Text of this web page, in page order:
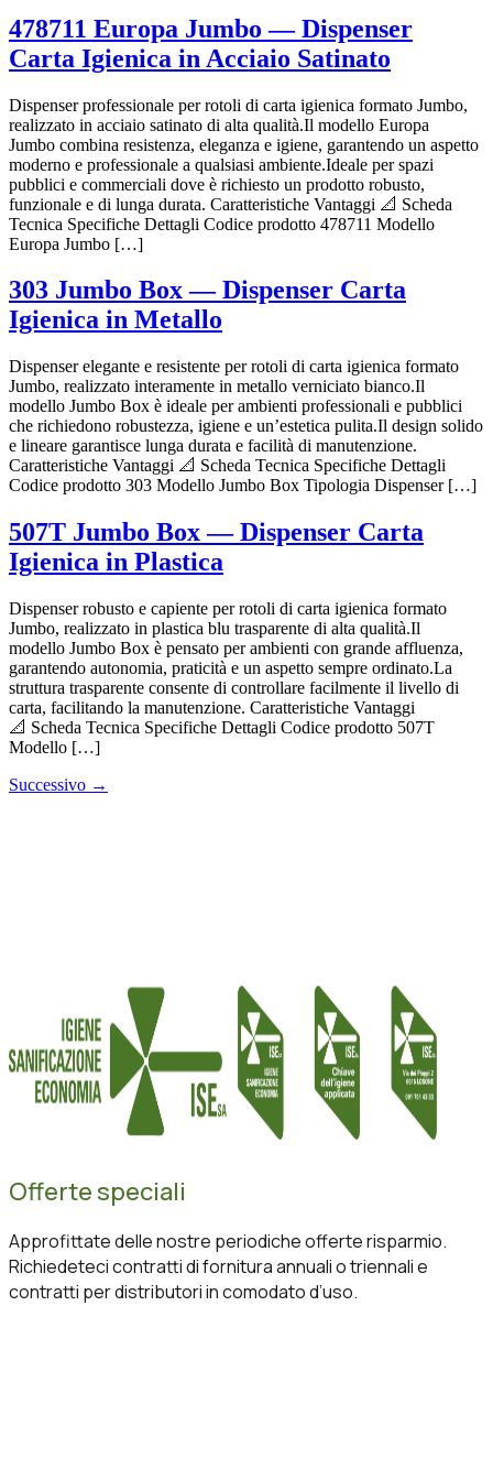
478711 Europa Jumbo — Dispenser
Carta Igienica in Acciaio Satinato
Dispenser professionale per rotoli di carta igienica formato Jumbo,
realizzato in acciaio satinato di alta qualità.Il modello Europa
Jumbo combina resistenza, eleganza e igiene, garantendo un aspetto
moderno e professionale a qualsiasi ambiente.Ideale per spazi
pubblici e commerciali dove è richiesto un prodotto robusto,
funzionale e di lunga durata. Caratteristiche Vantaggi 📐 Scheda
Tecnica Specifiche Dettagli Codice prodotto 478711 Modello
Europa Jumbo […]
303 Jumbo Box — Dispenser Carta
Igienica in Metallo
Dispenser elegante e resistente per rotoli di carta igienica formato
Jumbo, realizzato interamente in metallo verniciato bianco.Il
modello Jumbo Box è ideale per ambienti professionali e pubblici
che richiedono robustezza, igiene e un’estetica pulita.Il design solido
e lineare garantisce lunga durata e facilità di manutenzione.
Caratteristiche Vantaggi 📐 Scheda Tecnica Specifiche Dettagli
Codice prodotto 303 Modello Jumbo Box Tipologia Dispenser […]
507T Jumbo Box — Dispenser Carta
Igienica in Plastica
Dispenser robusto e capiente per rotoli di carta igienica formato
Jumbo, realizzato in plastica blu trasparente di alta qualità.Il
modello Jumbo Box è pensato per ambienti con grande affluenza,
garantendo autonomia, praticità e un aspetto sempre ordinato.La
struttura trasparente consente di controllare facilmente il livello di
carta, facilitando la manutenzione. Caratteristiche Vantaggi
📐 Scheda Tecnica Specifiche Dettagli Codice prodotto 507T
Modello […]
Successivo →
Offerte speciali
Approfittate delle nostre periodiche offerte risparmio.
Richiedeteci contratti di fornitura annuali o triennali e
contratti per distributori in comodato d’uso.